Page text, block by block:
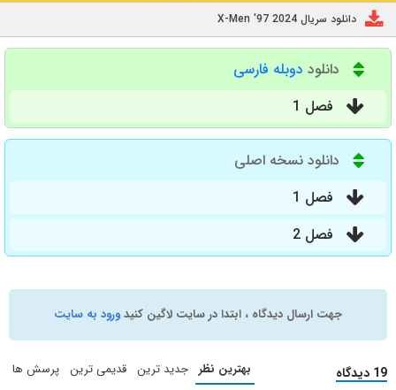
دانلود سریال X-Men '97 2024
دانلود دوبله فارسی
فصل 1
دانلود نسخه اصلی
فصل 1
فصل 2
جهت ارسال دیدگاه ، ابتدا در سایت لاگین کنیدورود به سایت
19 دیدگاه بهترین نظر جدید ترین قدیمی ترین پرسش ها